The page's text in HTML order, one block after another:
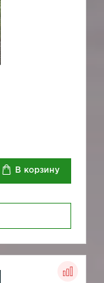
В корзину